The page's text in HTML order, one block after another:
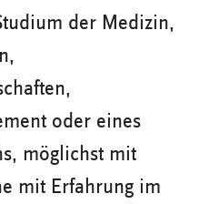
der Medizin,
oder eines
möglichst mit
mit Erfahrung im